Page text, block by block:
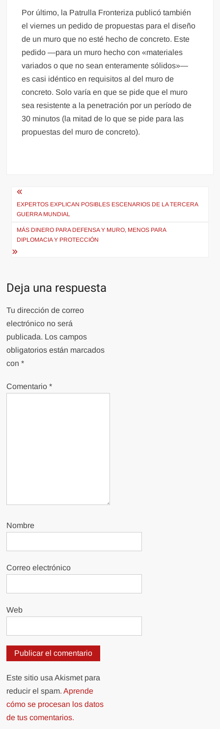
Por último, la Patrulla Fronteriza publicó también
el viernes un pedido de propuestas para el diseño
de un muro que no esté hecho de concreto. Este
pedido —para un muro hecho con «materiales
variados o que no sean enteramente sólidos»—
es casi idéntico en requisitos al del muro de
concreto. Solo varía en que se pide que el muro
sea resistente a la penetración por un período de
30 minutos (la mitad de lo que se pide para las
propuestas del muro de concreto).
Navegación
de
entradas
EXPERTOS EXPLICAN POSIBLES ESCENARIOS DE LA TERCERA
GUERRA MUNDIAL
MÁS DINERO PARA DEFENSA Y MURO, MENOS PARA
DIPLOMACIA Y PROTECCIÓN
Deja una respuesta
Tu dirección de correo
electrónico no será
publicada. Los campos
obligatorios están marcados
con*
Comentario*
Nombre
Correo electrónico
Web
Este sitio usa Akismet para
reducir el spam.Aprende
cómo se procesan los datos
de tus comentarios.